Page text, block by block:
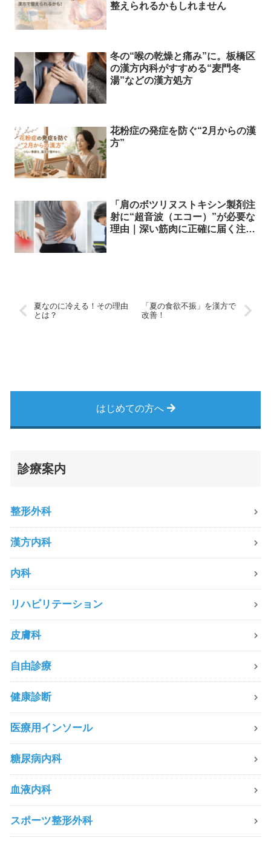
整えられるかもしれません
冬の“喉の乾燥と痛み”に。板橋区
の漢方内科がすすめる“麦門冬
湯”などの漢方処方
花粉症の発症を防ぐ“2月からの漢
方”
「肩のボツリヌストキシン製剤注
射に“超音波（エコー）”が必要な
理由｜深い筋肉に正確に届く注入
夏なのに冷える！その理由
とは？
「夏の食欲不振」を漢方で
改善！
はじめての方へ
診療案内
整形外科
漢方内科
内科
リハビリテーション
皮膚科
自由診療
健康診断
医療用インソール
糖尿病内科
血液内科
スポーツ整形外科